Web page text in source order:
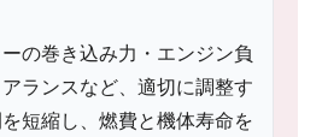
の巻き込み力・エンジン負
ランスなど、適切に調整す
短縮し、燃費と機体寿命を